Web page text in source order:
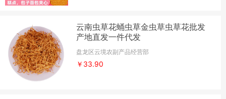
云南虫草花蛹虫草金虫草虫草花批发
产地直发一件代发
盘龙区云境农副产品经营部
￥33.90